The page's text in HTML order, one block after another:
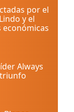
por el
y el
Always